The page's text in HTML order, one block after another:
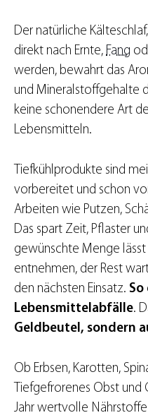
Der natürliche
direkt nach Ernte, Fang
werden, bewahrt das
und Mineralstoffgehalte
keine schonendere Art
Lebensmitteln.
Tiefkühlprodukte sind
vorbereitet und schon
Arbeiten wie Putzen,
Das spart Zeit, Pflaster
gewünschte Menge
entnehmen, der Rest
den nächsten Einsatz.
Lebensmittelabfälle.
Geldbeutel, sondern
Ob Erbsen, Karotten,
Tiefgefrorenes Obst
Jahr wertvolle